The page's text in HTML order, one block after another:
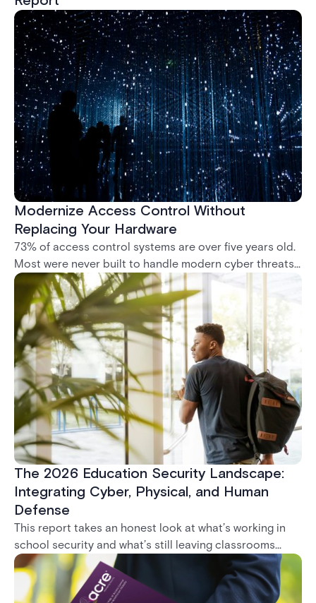
Modernize Access Control Without
Replacing Your Hardware
73% of access control systems are over five years old.
Most were never built to handle modern cyber threats,
remote management, or compliance mandates like
NIS2. This whitepaper shows how to modernize without
ripping out what you already have.
The 2026 Education Security Landscape:
Integrating Cyber, Physical, and Human
Defense
This report takes an honest look at what’s working in
school security and what’s still leaving classrooms
exposed. From door locks that go unrepaired to
systems that can’t talk to each other, it’s clear: the
biggest threat isn’t a lack of technology. It’s